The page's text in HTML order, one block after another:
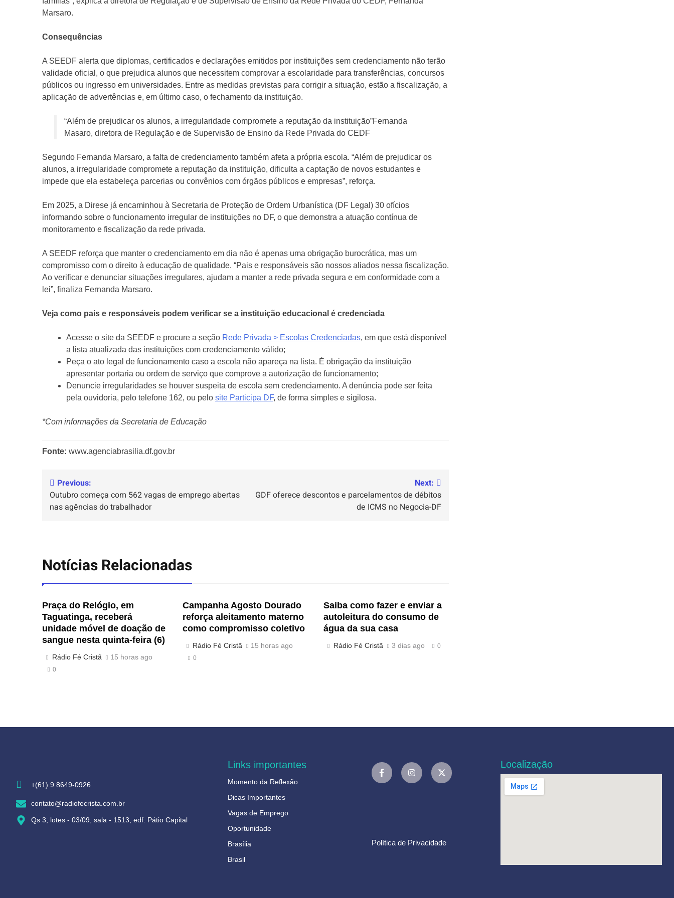
Marsaro.
Consequências
A SEEDF alerta que diplomas, certificados e declarações emitidos por instituições sem credenciamento não terão
validade oficial, o que prejudica alunos que necessitem comprovar a escolaridade para transferências, concursos
públicos ou ingresso em universidades. Entre as medidas previstas para corrigir a situação, estão a fiscalização, a
aplicação de advertências e, em último caso, o fechamento da instituição.
“Além de prejudicar os alunos, a irregularidade compromete a reputação da instituição”Fernanda
Masaro, diretora de Regulação e de Supervisão de Ensino da Rede Privada do CEDF
Segundo Fernanda Marsaro, a falta de credenciamento também afeta a própria escola. “Além de prejudicar os
alunos, a irregularidade compromete a reputação da instituição, dificulta a captação de novos estudantes e
impede que ela estabeleça parcerias ou convênios com órgãos públicos e empresas”, reforça.
Em 2025, a Direse já encaminhou à Secretaria de Proteção de Ordem Urbanística (DF Legal) 30 ofícios
informando sobre o funcionamento irregular de instituições no DF, o que demonstra a atuação contínua de
monitoramento e fiscalização da rede privada.
A SEEDF reforça que manter o credenciamento em dia não é apenas uma obrigação burocrática, mas um
compromisso com o direito à educação de qualidade. “Pais e responsáveis são nossos aliados nessa fiscalização.
Ao verificar e denunciar situações irregulares, ajudam a manter a rede privada segura e em conformidade com a
lei”, finaliza Fernanda Marsaro.
Veja como pais e responsáveis podem verificar se a instituição educacional é credenciada
Acesse o site da SEEDF e procure a seção Rede Privada > Escolas Credenciadas, em que está disponível
a lista atualizada das instituições com credenciamento válido;
Peça o ato legal de funcionamento caso a escola não apareça na lista. É obrigação da instituição
apresentar portaria ou ordem de serviço que comprove a autorização de funcionamento;
Denuncie irregularidades se houver suspeita de escola sem credenciamento. A denúncia pode ser feita
pela ouvidoria, pelo telefone 162, ou pelo site Participa DF, de forma simples e sigilosa.
*Com informações da Secretaria de Educação
Fonte: www.agenciabrasilia.df.gov.br
Previous:
Outubro começa com 562 vagas de emprego abertas
nas agências do trabalhador
Next:
GDF oferece descontos e parcelamentos de débitos
de ICMS no Negocia-DF
Notícias Relacionadas
Praça do Relógio, em
Taguatinga, receberá
unidade móvel de doação de
sangue nesta quinta-feira (6)
Rádio Fé Cristã 15 horas ago
0
Campanha Agosto Dourado
reforça aleitamento materno
como compromisso coletivo
Rádio Fé Cristã 15 horas ago
0
Saiba como fazer e enviar a
autoleitura do consumo de
água da sua casa
Rádio Fé Cristã 3 dias ago 0
+(61) 9 8649-0926
contato@radiofecrista.com.br
Qs 3, lotes - 03/09, sala - 1513, edf. Pátio Capital
Links importantes
Momento da Reflexão
Dicas Importantes
Vagas de Emprego
Oportunidade
Brasília
Brasil
Política de Privacidade
Localização